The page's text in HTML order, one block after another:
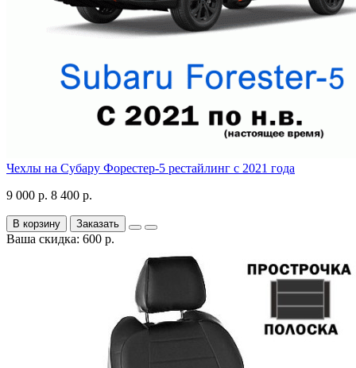
Чехлы на Субару Форестер-5 рестайлинг с 2021 года
9 000 р. 8 400 р.
В корзину Заказать
Ваша скидка: 600 р.